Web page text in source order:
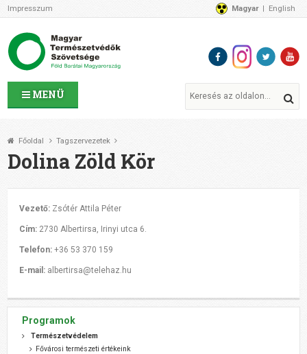
MENÜ
Impresszum Magyar English
Az MTVSZ-ről
Programok
MTVSZ ügyek és események
Tagszervezetek
Támogatóink
CSATLAKOZZ hozzánk!
1%
Adományozz!
Főoldal Tagszervezetek
Dolina Zöld Kör
Vezető: Zsótér Attila Péter
Cím: 2730 Albertirsa, Irinyi utca 6.
Telefon:+36 53 370 159
E-mail: albertirsa@telehaz.hu
Programok
Természetvédelem
Fővárosi természeti értékeink